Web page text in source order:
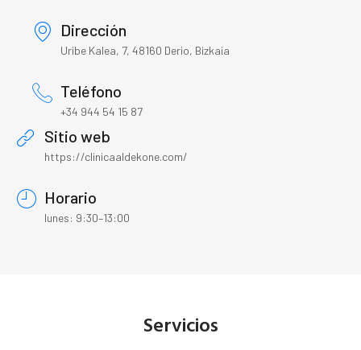
Dirección
Uribe Kalea, 7, 48160 Derio, Bizkaia
Teléfono
+34 944 54 15 87
Sitio web
https://clinicaaldekone.com/
Horario
lunes: 9:30–13:00
Servicios